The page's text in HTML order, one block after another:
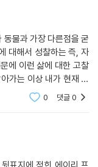
를 태운 사리인 목탄으
음을 예찬하는 이재삼
림’이 아닌 ‘현재pres
세우고 있기에 책의 내
도 ‘마음의 지주’가 갖
경치를 보면서도 “내
물과 가장 다른점을 굳
대해서 성찰하는 즉, 자
에 이런 삶에 대한 고찰
가는 이상 내가 현재 무
버릴수가 없다. 사실 사
0 댓글0